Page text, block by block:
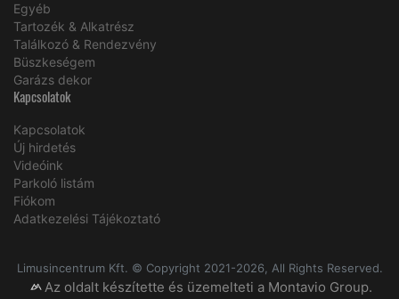
Egyéb
Tartozék & Alkatrész
Találkozó & Rendezvény
Büszkeségem
Garázs dekor
Kapcsolatok
Kapcsolatok
Új hirdetés
Videóink
Parkoló listám
Fiókom
Adatkezelési Tájékoztató
Limusincentrum Kft. © Copyright 2021-2026, All Rights Reserved.
Az oldalt készítette és üzemelteti a Montavio Group.